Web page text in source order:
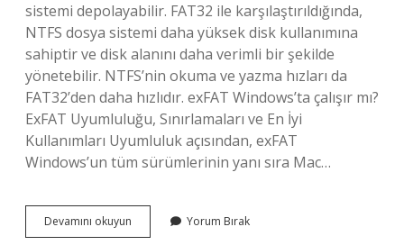
sistemi depolayabilir. FAT32 ile karşılaştırıldığında,
NTFS dosya sistemi daha yüksek disk kullanımına
sahiptir ve disk alanını daha verimli bir şekilde
yönetebilir. NTFS’nin okuma ve yazma hızları da
FAT32’den daha hızlıdır. exFAT Windows’ta çalışır mı?
ExFAT Uyumluluğu, Sınırlamaları ve En İyi
Kullanımları Uyumluluk açısından, exFAT
Windows’un tüm sürümlerinin yanı sıra Mac…
Devamını okuyun
Mi
Yorum Bırak